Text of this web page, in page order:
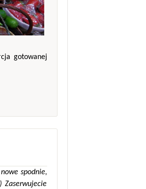
gotowanej
spodnie,
Zaserwujecie